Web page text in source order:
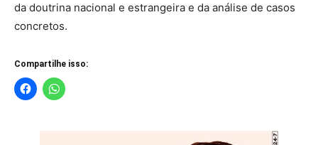
da doutrina nacional e estrangeira e da análise de casos
concretos.
Compartilhe isso: